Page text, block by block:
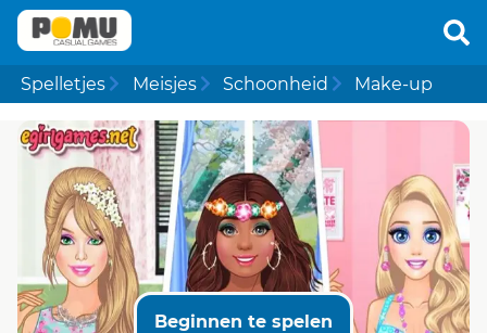
Spelletjes Meisjes Schoonheid Make-up
Beginnen te spelen